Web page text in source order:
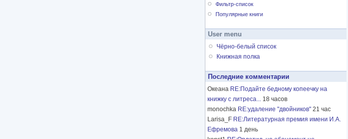
Фильтр-список
Популярные книги
User menu
Чёрно-белый список
Книжная полка
Последние комментарии
Океана RE:Подайте бедному копеечку на
книжку с литреса... 18 часов
monochka RE:удаление "двойников" 21 час
Larisa_F RE:Литературная премия имени И.А.
Ефремова 1 день